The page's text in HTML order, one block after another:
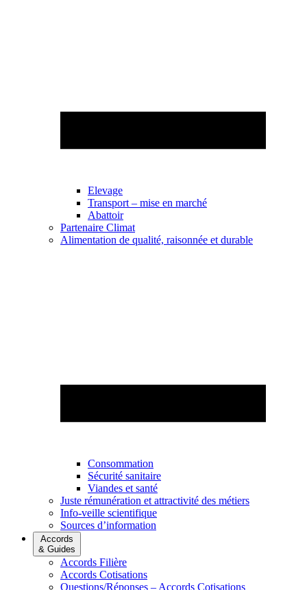
Elevage
Transport – mise en marché
Abattoir
Partenaire Climat
Alimentation de qualité, raisonnée et durable
Consommation
Sécurité sanitaire
Viandes et santé
Juste rémunération et attractivité des métiers
Info-veille scientifique
Sources d’information
Accords
& Guides
Accords Filière
Accords Cotisations
Questions/Réponses – Accords Cotisations